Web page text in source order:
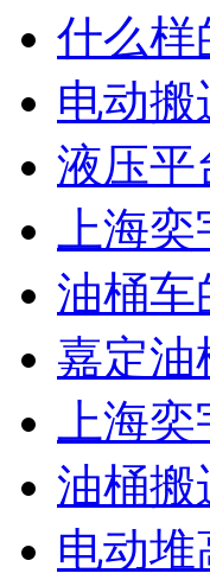
什么
电动
液压平
上海
油桶车
嘉定
上海
油桶搬
电动